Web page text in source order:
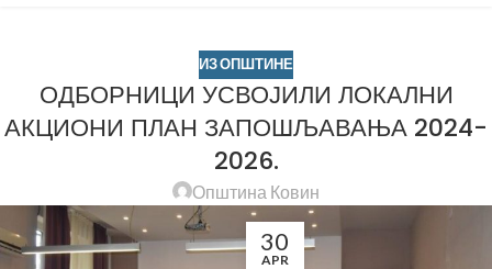
ИЗ ОПШТИНЕ
ОДБОРНИЦИ УСВОЈИЛИ ЛОКАЛНИ
АКЦИОНИ ПЛАН ЗАПОШЉАВАЊА 2024-
2026.
Општина Ковин
30
APR